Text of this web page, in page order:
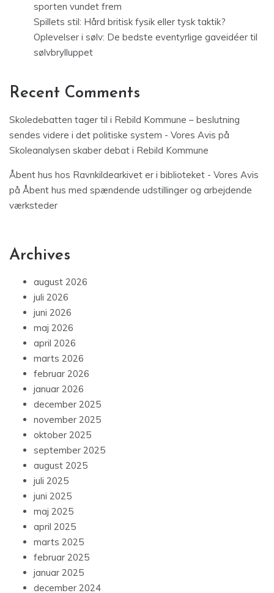
sporten vundet frem
Spillets stil: Hård britisk fysik eller tysk taktik?
Oplevelser i sølv: De bedste eventyrlige gaveidéer til
sølvbrylluppet
Recent Comments
Skoledebatten tager til i Rebild Kommune – beslutning
sendes videre i det politiske system - Vores Avis på
Skoleanalysen skaber debat i Rebild Kommune
Åbent hus hos Ravnkildearkivet er i biblioteket - Vores Avis
på Åbent hus med spændende udstillinger og arbejdende
værksteder
Archives
august 2026
juli 2026
juni 2026
maj 2026
april 2026
marts 2026
februar 2026
januar 2026
december 2025
november 2025
oktober 2025
september 2025
august 2025
juli 2025
juni 2025
maj 2025
april 2025
marts 2025
februar 2025
januar 2025
december 2024